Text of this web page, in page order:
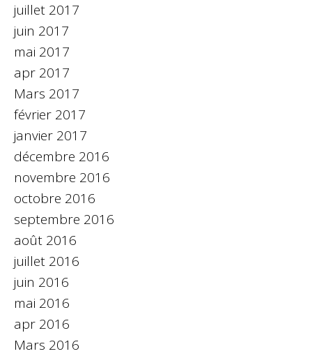
juillet 2017
juin 2017
mai 2017
apr 2017
Mars 2017
février 2017
janvier 2017
décembre 2016
novembre 2016
octobre 2016
septembre 2016
août 2016
juillet 2016
juin 2016
mai 2016
apr 2016
Mars 2016